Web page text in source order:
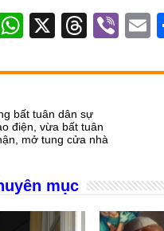
M
W
at
s
A
p
p
X
T
e
d
s
Vi
er
bất tuân dân sự
điện, vừa bất tuân
mở tung cửa nhà
mục